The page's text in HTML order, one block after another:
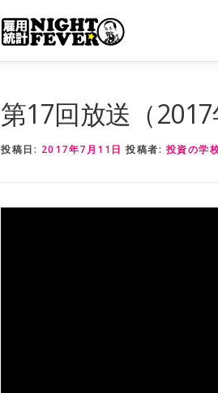
第17回放送（2017
投稿日: 2017年7月11日 投稿者: 投資の学